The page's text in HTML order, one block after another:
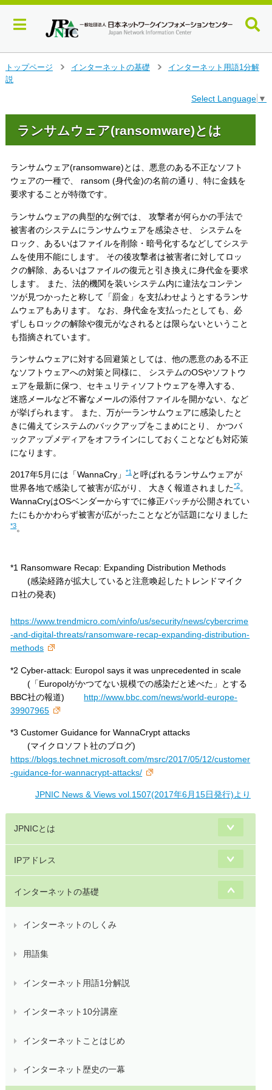
イ
ン
トップページ
インターネットの基礎
インターネット用語1分解
説
Select Language ▼
ランサムウェア(ransomware)とは
ランサムウェア(ransomware)とは、悪意のある不正なソフト
ウェアの一種で、 ransom (身代金)の名前の通り、特に金銭を
要求することが特徴です。
ランサムウェアの典型的な例では、 攻撃者が何らかの手法で
被害者のシステムにランサムウェアを感染させ、 システムを
ロック、あるいはファイルを削除・暗号化するなどしてシステ
ムを使用不能にします。 その後攻撃者は被害者に対してロッ
クの解除、あるいはファイルの復元と引き換えに身代金を要求
します。 また、法的機関を装いシステム内に違法なコンテン
ツが見つかったと称して「罰金」を支払わせようとするランサ
ムウェアもあります。 なお、身代金を支払ったとしても、必
ずしもロックの解除や復元がなされるとは限らないということ
も指摘されています。
ランサムウェアに対する回避策としては、他の悪意のある不正
なソフトウェアへの対策と同様に、 システムのOSやソフトウ
ェアを最新に保つ、セキュリティソフトウェアを導入する、
迷惑メールなど不審なメールの添付ファイルを開かない、など
が挙げられます。 また、万が一ランサムウェアに感染したと
きに備えてシステムのバックアップをこまめにとり、 かつバ
ックアップメディアをオフラインにしておくことなども対応策
になります。
2017年5月には「WannaCry」*1と呼ばれるランサムウェアが
世界各地で感染して被害が広がり、 大きく報道されました*2。
WannaCryはOSベンダーからすでに修正パッチが公開されてい
たにもかかわらず被害が広がったことなどが話題になりました
*3。
*1 Ransomware Recap: Expanding Distribution Methods
(感染経路が拡大していると注意喚起したトレンドマイク
ロ社の発表)
https://www.trendmicro.com/vinfo/us/security/news/cybercrime
-and-digital-threats/ransomware-recap-expanding-distribution-
methods
*2 Cyber-attack: Europol says it was unprecedented in scale
(「Europolがかつてない規模での感染だと述べた」とする
BBC社の報道) http://www.bbc.com/news/world-europe-
39907965
*3 Customer Guidance for WannaCrypt attacks
(マイクロソフト社のブログ)
https://blogs.technet.microsoft.com/msrc/2017/05/12/customer
-guidance-for-wannacrypt-attacks/
JPNIC News & Views vol.1507(2017年6月15日発行)より
JPNICとは
IPアドレス
インターネットの基礎
インターネットのしくみ
用語集
インターネット用語1分解説
インターネット10分講座
インターネットことはじめ
インターネット歴史の一幕